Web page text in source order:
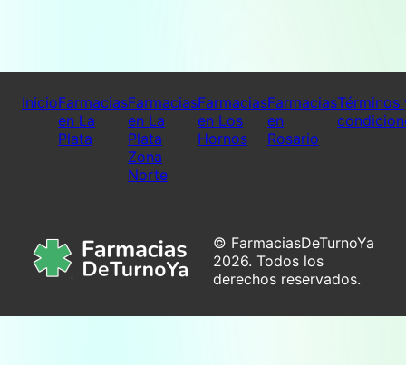
InicioFarmacias
en La
Plata
Farmacias
en La
Plata
Zona
Norte
Farmacias
en Los
Hornos
Farmacias
en
Rosario
Términos
© FarmaciasDeTurnoYa
2026. Todos los
derechos reservados.